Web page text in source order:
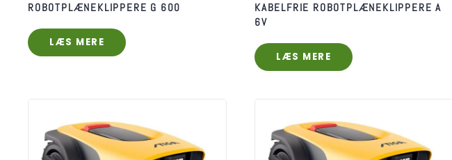
ROBOTPLÆNEKLIPPERE G 600
LÆS MERE
KABELFRIE ROBOTPLÆNEKLIPPERE A
6V
LÆS MERE